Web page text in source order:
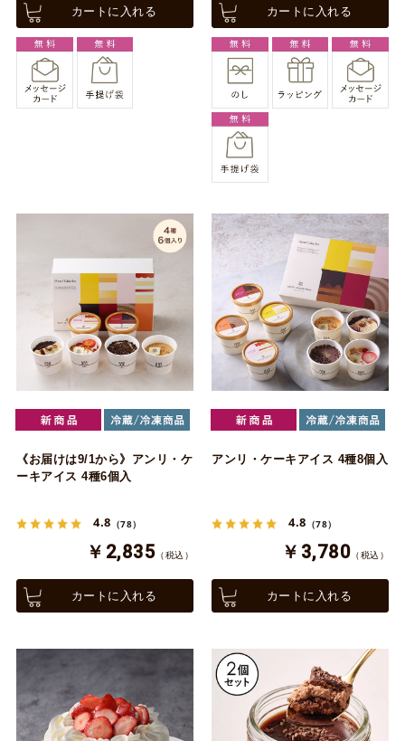
カートに入れる カートに入れる
《お届けは9/1から》アンリ・ケ
ーキアイス 4種6個入
4.8 （78）
￥2,835 （税込）
カートに入れる
アンリ・ケーキアイス 4種8個入
4.8 （78）
￥3,780 （税込）
カートに入れる